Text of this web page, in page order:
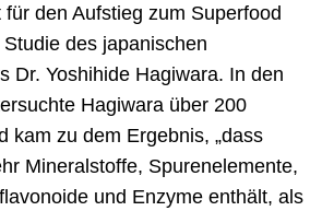
den Aufstieg zum Superfood
des japanischen
Dr. Yoshihide Hagiwara. In den
Hagiwara über 200
kam zu dem Ergebnis, „dass
Mineralstoffe, Spurenelemente,
und Enzyme enthält, als